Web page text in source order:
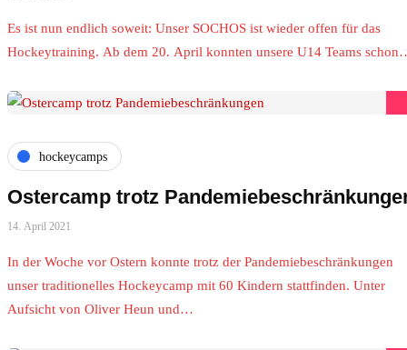
Es ist nun endlich soweit: Unser SOCHOS ist wieder offen für das
Hockeytraining. Ab dem 20. April konnten unsere U14 Teams
hockeycamps
Ostercamp trotz
14. April 2021
In der Woche vor Ostern konnte trotz der Pandemiebeschränkungen
unser traditionelles Hockeycamp mit 60 Kindern stattfinden. Unter
Aufsicht von Oliver Heun und…